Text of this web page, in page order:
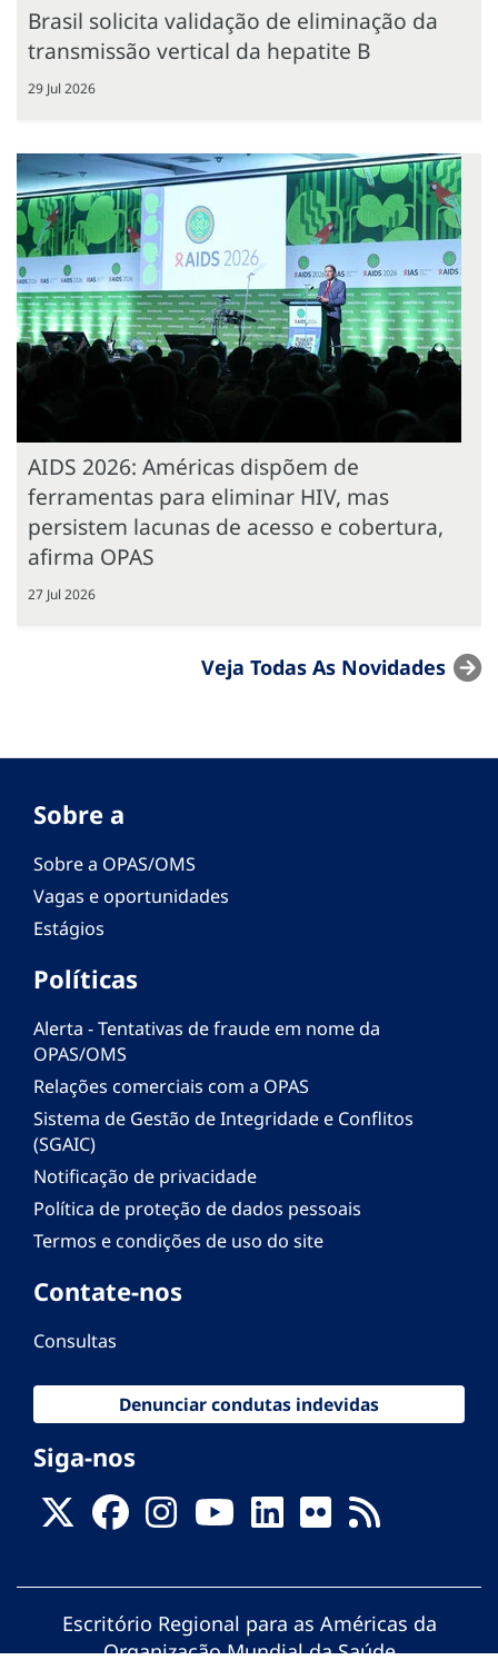
Brasil solicita validação de eliminação da
transmissão vertical da hepatite B
29 Jul 2026
AIDS 2026: Américas dispõem de
ferramentas para eliminar HIV, mas
persistem lacunas de acesso e cobertura,
afirma OPAS
27 Jul 2026
Veja Todas As Novidades
Sobre a
Sobre a OPAS/OMS
Vagas e oportunidades
Estágios
Políticas
Alerta - Tentativas de fraude em nome da
OPAS/OMS
Relações comerciais com a OPAS
Sistema de Gestão de Integridade e Conflitos
(SGAIC)
Notificação de privacidade
Política de proteção de dados pessoais
Termos e condições de uso do site
Contate-nos
Consultas
Denunciar condutas indevidas
Siga-nos
Escritório Regional para as Américas da
Organização Mundial da Saúde